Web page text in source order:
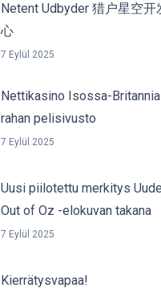
Netent Udbyder 猎户星空开
心
7 Eylül 2025
Nettikasino Isossa-
rahan pelisivusto
7 Eylül 2025
Uusi piilotettu merkitys
Out of Oz -elokuvan takana
7 Eylül 2025
Kierrätysvapaa!